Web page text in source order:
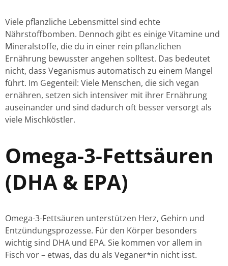
Viele pflanzliche Lebensmittel sind echte
Nährstoffbomben. Dennoch gibt es einige Vitamine und
Mineralstoffe, die du in einer rein pflanzlichen
Ernährung bewusster angehen solltest. Das bedeutet
nicht, dass Veganismus automatisch zu einem Mangel
führt. Im Gegenteil: Viele Menschen, die sich vegan
ernähren, setzen sich intensiver mit ihrer Ernährung
auseinander und sind dadurch oft besser versorgt als
viele Mischköstler.
Omega-3-Fettsäuren
(DHA & EPA)
Omega-3-Fettsäuren unterstützen Herz, Gehirn und
Entzündungsprozesse. Für den Körper besonders
wichtig sind DHA und EPA. Sie kommen vor allem in
Fisch vor – etwas, das du als Veganer*in nicht isst.